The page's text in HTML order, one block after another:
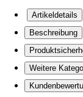
Artikeldetails
Beschreibung
Weitere